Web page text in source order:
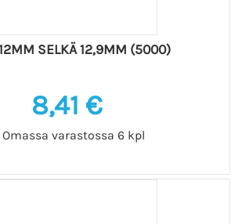
SELKÄ 12,9MM (5000)
8,41 €
Omassa varastossa 6 kpl